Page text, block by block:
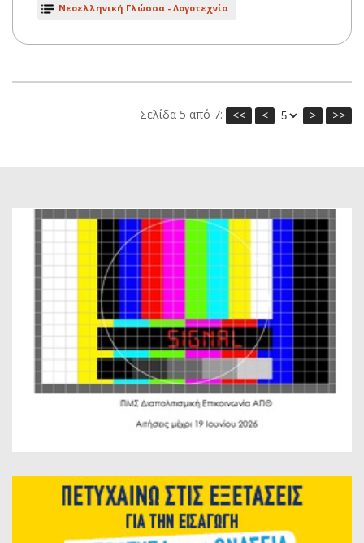
Νεοελληνική Γλώσσα - Λογοτεχνία
Σελίδα 5 από 7: << < > >>